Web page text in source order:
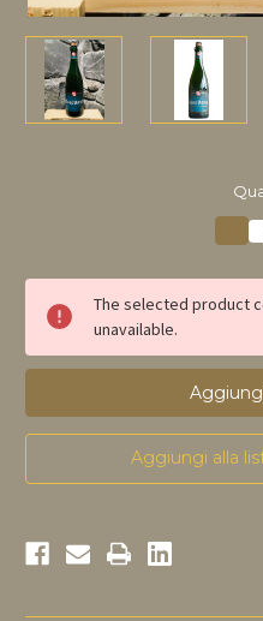
la
di
The selected product
unavailable.
Aggiungi alla